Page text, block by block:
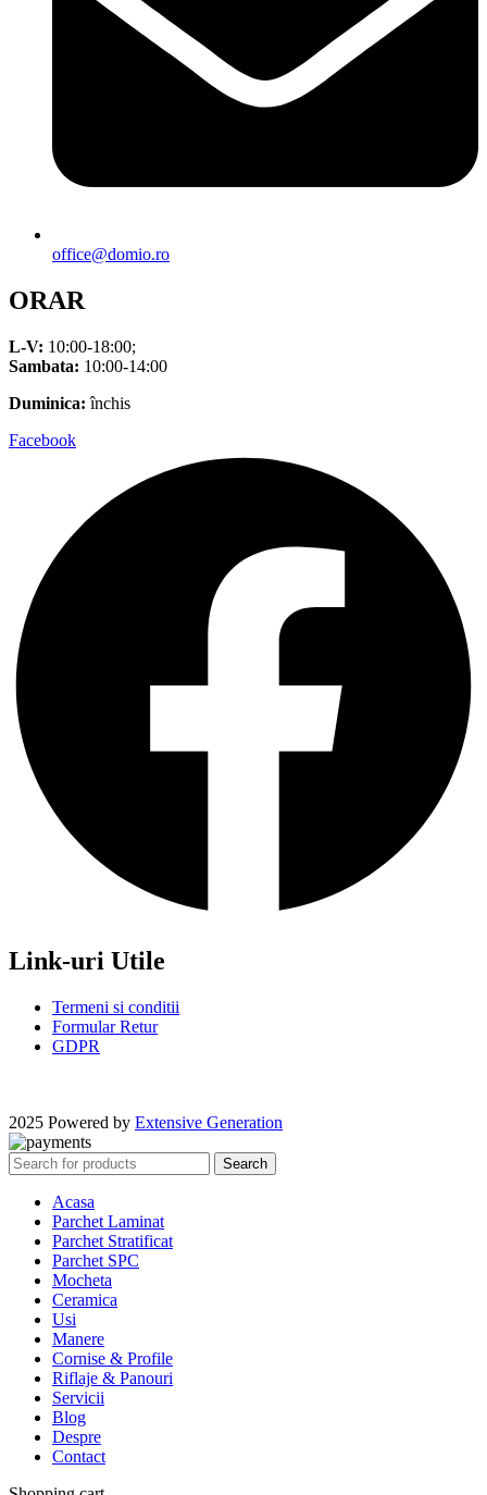
office@domio.ro
ORAR
L-V: 10:00-18:00;
Sambata: 10:00-14:00
Duminica: închis
Facebook
Link-uri Utile
Termeni si conditii
Formular Retur
GDPR
2025 Powered by Extensive Generation
Search
Acasa
Parchet Laminat
Parchet Stratificat
Parchet SPC
Mocheta
Ceramica
Usi
Manere
Cornise & Profile
Riflaje & Panouri
Servicii
Blog
Despre
Contact